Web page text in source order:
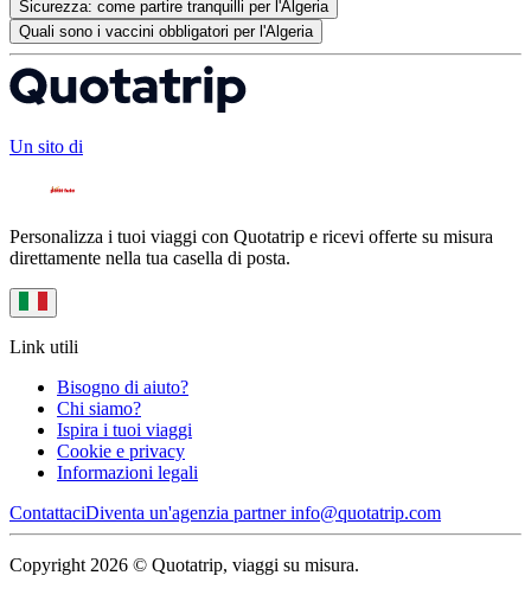
Sicurezza: come partire tranquilli per l'Algeria
Quali sono i vaccini obbligatori per l'Algeria
Un sito di
Personalizza i tuoi viaggi con Quotatrip e ricevi offerte su misura
direttamente nella tua casella di posta.
Link utili
Bisogno di aiuto?
Chi siamo?
Ispira i tuoi viaggi
Cookie e privacy
Informazioni legali
ContattaciDiventa un'agenzia partnerinfo@quotatrip.com
Copyright 2026 © Quotatrip, viaggi su misura.